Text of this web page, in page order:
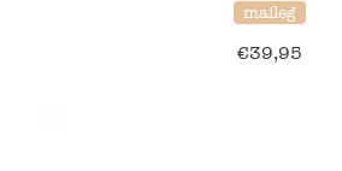
maileg
€39,95